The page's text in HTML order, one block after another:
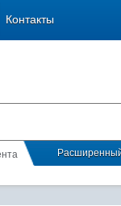
Контакты